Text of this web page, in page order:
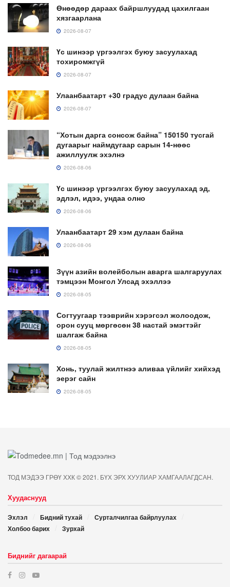
Өнөөдөр дараах байршлуудад цахилгаан
хязгаарлана
2026-08-07
Үс шинээр үргээлгэх буюу засуулахад
тохиромжгүй
2026-08-07
Улаанбаатарт +30 градус дулаан байна
2026-08-07
“Хотын дарга сонсож байна” 150150 тусгай
дугаарыг наймдугаар сарын 14-нөөс
ажиллуулж эхэлнэ
2026-08-06
Үс шинээр үргээлгэх буюу засуулахад эд,
эдлэл, идээ, ундаа олно
2026-08-06
Улаанбаатарт 29 хэм дулаан байна
2026-08-06
Зүүн азийн волейболын аварга шалгаруулах
тэмцээн Монгол Улсад эхэллээ
2026-08-05
Согтуугаар тээврийн хэрэгсэл жолоодож,
орон сууц мөргөсөн 38 настай эмэгтэйг
шалгаж байна
2026-08-05
Хонь, туулай жилтнээ аливаа үйлийг хийхэд
эерэг сайн
2026-08-05
ТОД МЭДЭЭ ГРӨҮ ХХК © 2021. БҮХ ЭРХ ХУУЛИАР ХАМГААЛАГДСАН.
Хуудаснууд
Эхлэл Бидний тухай
Сурталчилгаа байрлуулах
Холбоо барих
Зурхай
Биднийг дагаарай